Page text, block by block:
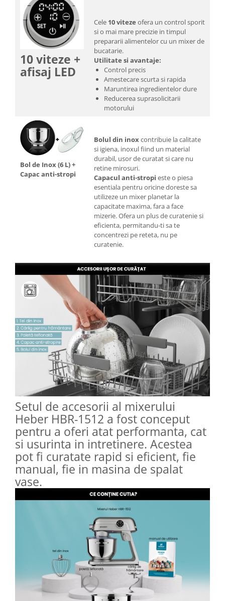
10 viteze +
afisaj LED
Cele 10 viteze ofera un control sporit
si o mai mare precizie in timpul
prepararii alimentelor cu un mixer de
bucatarie.
Utilitate si avantaje:
Control precis
Amestecare scurta si rapida
Maruntirea ingredientelor dure
Reducerea suprasolicitarii
motorului
Bol de Inox (6 L) +
Capac anti-stropi
Bolul din inoxcontribuie la calitate
si igiena, inoxul fiind un material
durabil, usor de curatat si care nu
retine mirosuri.
Capacul anti-stropi este o piesa
esentiala pentru oricine doreste sa
utilizeze un mixer planetar la
capacitate maxima, fara a face
mizerie. Ofera un plus de curatenie si
eficienta, permitandu-ti sa te
concentrezi pe reteta, nu pe
curatenie.
Setul de accesorii al mixerului
Heber HBR-1512 a fost conceput
pentru a oferi atat performanta, cat
si usurinta in intretinere. Acestea
pot fi curatate rapid si eficient, fie
manual, fie in masina de spalat
vase.